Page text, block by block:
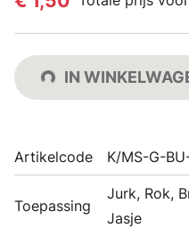
IN
Artikelcode K/MS-G-
Toepassing
Jurk, Rok,
Jasje